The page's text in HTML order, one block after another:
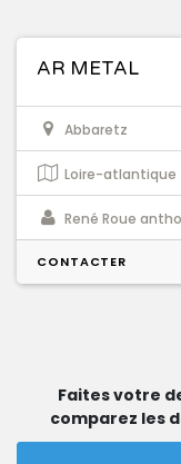
AR METAL
Abbaretz
Loire-atlantique
René Roue
CONTACTER
Faites votre
comparez les